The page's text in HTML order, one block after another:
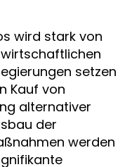
wird stark von
setzen
Kauf von
alternativer
der
werden